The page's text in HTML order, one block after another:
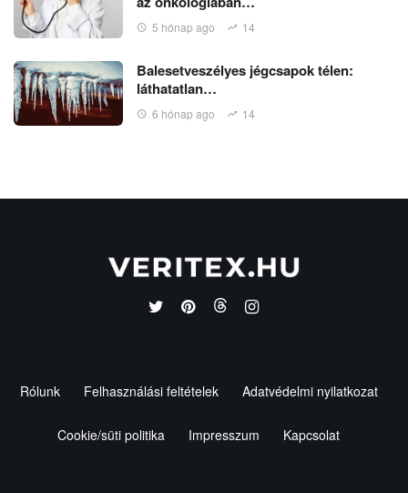
5 hónap ago 14
Balesetveszélyes jégcsapok télen:
láthatatlan…
6 hónap ago 14
Rólunk Felhasználási feltételek Adatvédelmi nyilatkozat
Cookie/süti politika Impresszum Kapcsolat